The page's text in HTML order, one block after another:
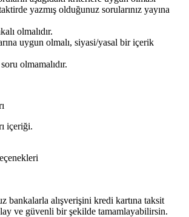
yazmış olduğunuz sorularınız yayına
olmalıdır.
uygun olmalı, siyasi/yasal bir içerik
olmamalıdır.
içeriği.
bankalarla alışverişini kredi kartına taksit
ve güvenli bir şekilde tamamlayabilirsin.